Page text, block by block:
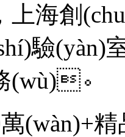
上海創
驗(yàn)室
(wù)。
(wàn)+